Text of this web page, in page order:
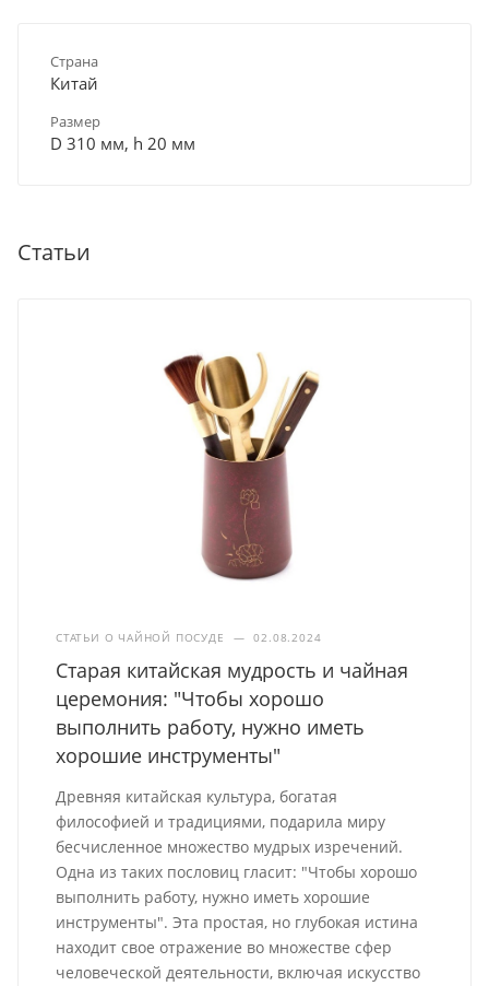
Страна
Китай
Размер
D 310 мм, h 20 мм
Статьи
СТАТЬИ О ЧАЙНОЙ ПОСУДЕ — 02.08.2024
Старая китайская мудрость и чайная
церемония: "Чтобы хорошо
выполнить работу, нужно иметь
хорошие инструменты"
Древняя китайская культура, богатая
философией и традициями, подарила миру
бесчисленное множество мудрых изречений.
Одна из таких пословиц гласит: "Чтобы хорошо
выполнить работу, нужно иметь хорошие
инструменты". Эта простая, но глубокая истина
находит свое отражение во множестве сфер
человеческой деятельности, включая искусство